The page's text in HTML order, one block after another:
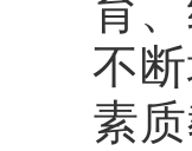
育
不
素